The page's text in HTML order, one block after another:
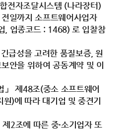
전자조달시스템 (나라장터)
일까지 소프트웨어사업자
, 업종코드 : 1468) 로 입찰참
급성을 고려한 품질보증, 원
안을 위하여 공동계약 및 이
」 제48조(중소 소프트웨어
)에 따라 대기업 및 중견기
2조에 따른 중·소기업자 또